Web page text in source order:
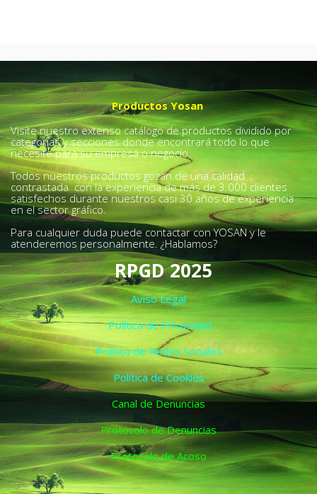
Productos Yosan
Visite nuestro extenso catálogo de productos dividido por
categorías y secciones donde encontrará todo lo que
necesite para su empresa o negocio.
Todos nuestros productos gozan de una calidad
contrastada con la experiencia de más de 3.000 clientes
satisfechos durante nuestros casi 30 años de experiencia
en el sector gráfico.
Para cualquier duda puede contactar con YOSAN y le
atenderemos personalmente. ¿Hablamos?
RPGD 2025
Aviso Legal
Política de Privacidad
Política de Redes Sociales
Política de Cookies
Canal de Denuncias
Protocolo de Denuncias
Protocolo de Acoso